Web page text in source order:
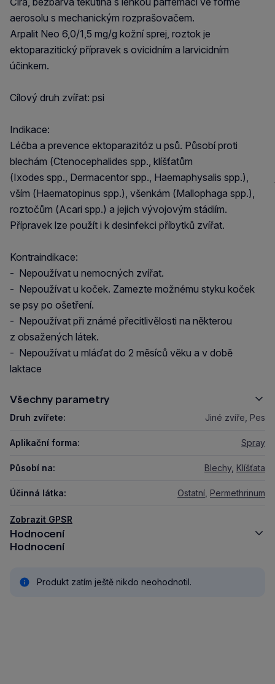
aerosolu s mechanickým rozprašovačem.
Arpalit Neo 6,0/1,5 mg/g kožní sprej, roztok je
ektoparazitický přípravek s ovicidním a larvicidním
účinkem.
Cílový druh zvířat: psi
Indikace:
Léčba a prevence ektoparazitóz u psů. Působí proti
blechám (Ctenocephalides spp., klíšťatům
(Ixodes spp., Dermacentor spp., Haemaphysalis spp.),
vším (Haematopinus spp.), všenkám (Mallophaga spp.),
roztočům (Acari spp.) a jejich vývojovým stádiím.
Přípravek lze použít i k desinfekci příbytků zvířat.
Kontraindikace:
- Nepoužívat u nemocných zvířat.
- Nepoužívat u koček. Zamezte možnému styku koček
se psy po ošetření.
- Nepoužívat při známé přecitlivělosti na některou
z obsažených látek.
- Nepoužívat u mláďat do 2 měsíců věku a v době
laktace
Všechny parametry
Druh zvířete: Jiné zvíře, Pes
Aplikační forma: Spray
Působí na: Blechy, Klíšťata
Účinná látka: Ostatní Permethrinum
Zobrazit GPSR
Hodnocení
Hodnocení
Produkt zatím ještě nikdo neohodnotil.